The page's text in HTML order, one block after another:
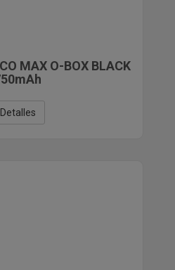
MAX O-BOX BLACK
Detalles